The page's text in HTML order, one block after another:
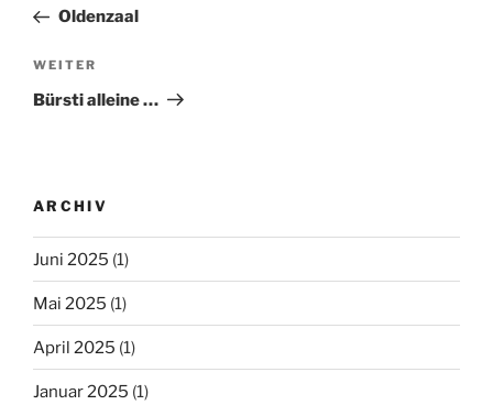
Beitrag
Oldenzaal
Nächster
Beitrag
WEITER
Bürsti alleine …
ARCHIV
Juni 2025 (1)
Mai 2025 (1)
April 2025 (1)
Januar 2025 (1)